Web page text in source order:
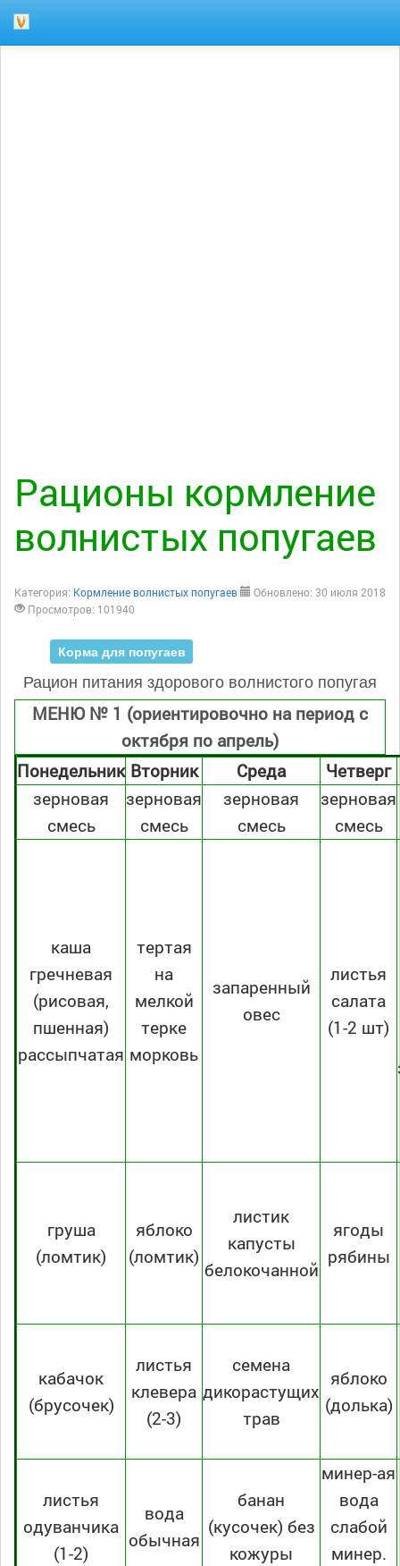
Рационы кормление
волнистых попугаев
Категория: Кормление волнистых попугаев
Обновлено: 30 июля 2018
Просмотров: 101940
Корма для попугаев
Рацион питания здорового волнистого попугая
МЕНЮ № 1 (ориентировочно на период с
октября по апрель)
Понедельник Вторник Среда
Четверг
зерновая
смесь
зерновая
смесь
зерновая
смесь
зерновая
смесь
каша
гречневая
(рисовая,
пшенная)
рассыпчатая
тертая
на
мелкой
терке
морковь
запаренный
овес
листья
салата
(1-2 шт)
груша
(ломтик)
яблоко
(ломтик)
листик
капусты
белокочанной
ягоды
рябины
кабачок
(брусочек)
листья
клевера
(2-3)
семена
дикорастущих
трав
яблоко
(долька)
листья
одуванчика
(1-2)
вода
обычная
банан
(кусочек) без
кожуры
минер-ая
вода
слабой
минер.